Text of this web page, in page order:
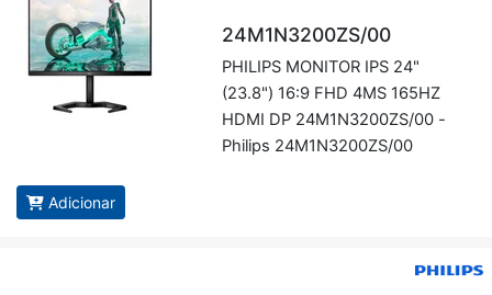
24M1N3200ZS/00
PHI­LIPS MO­NITOR IPS 24"
(23.8") 16:9 FHD 4MS 165HZ
HDMI DP 24M1N3200ZS/00 -
Phi­lips 24M1N3200ZS/00
Adicionar